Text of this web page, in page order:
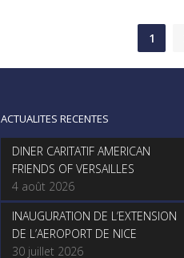
1
ACTUALITES RECENTES
DINER CARITATIF AMERICAN
FRIENDS OF VERSAILLES
4 août 2026
INAUGURATION DE L’EXTENSION
DE L’AEROPORT DE NICE
30 juillet 2026